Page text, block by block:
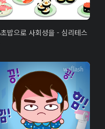
초밥으로 사회성을 - 심리테스